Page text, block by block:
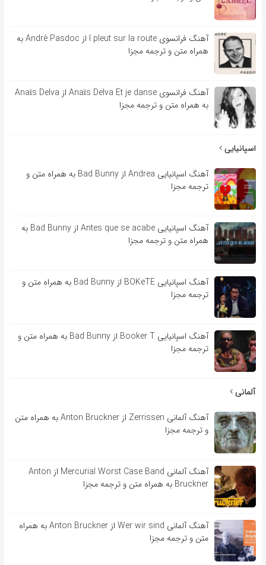
آهنگ فرانسوی l pleut sur la route از André Pasdoc به
همراه متن و ترجمه مجزا
آهنگ فرانسوی Anaïs Delva Et je danse از Anaïs Delva
به همراه متن و ترجمه مجزا
اسپانیایی
آهنگ اسپانیایی Andrea از Bad Bunny به همراه متن و
ترجمه مجزا
آهنگ اسپانیایی Antes que se acabe از Bad Bunny به
همراه متن و ترجمه مجزا
آهنگ اسپانیایی BOKeTE از Bad Bunny به همراه متن و
ترجمه مجزا
آهنگ اسپانیایی Booker T از Bad Bunny به همراه متن و
ترجمه مجزا
آلمانی
آهنگ آلمانی Zerrissen از Anton Bruckner به همراه متن
و ترجمه مجزا
آهنگ آلمانی Mercurial Worst Case Band از Anton
Bruckner به همراه متن و ترجمه مجزا
آهنگ آلمانی Wer wir sind از Anton Bruckner به همراه
متن و ترجمه مجزا